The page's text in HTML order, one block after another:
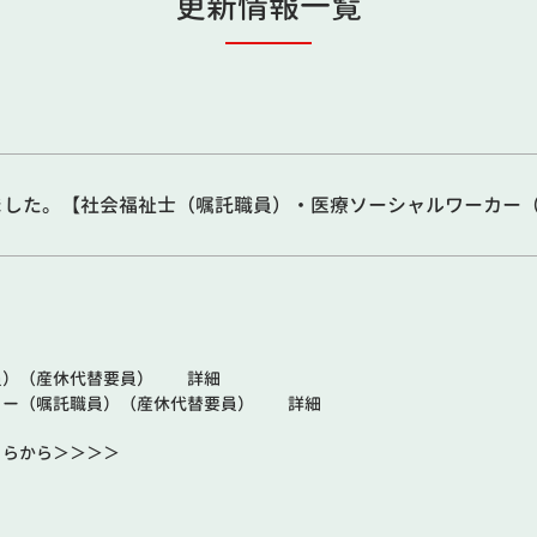
た。【社会福祉士（嘱託職員）・医療ソーシャルワーカー
（産休代替要員） 詳細
（嘱託職員）（産休代替要員） 詳細
から ＞＞＞＞